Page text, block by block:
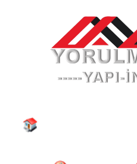
Seyitnizam Mahallesi,